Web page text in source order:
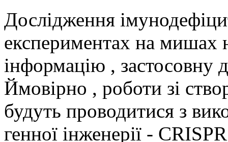
Дослідження
експериментах на мишах
інформацію , застосовну
Ймовірно , роботи зі
будуть проводитися з
генної інженерії -